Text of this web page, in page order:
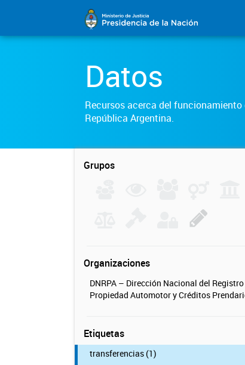
Datos
Recursos acerca del
República Argentina.
Grupos
Organizaciones
DNRPA – Dirección Nacional del Registro
Propiedad Automotor y Créditos
Etiquetas
transferencias (1)